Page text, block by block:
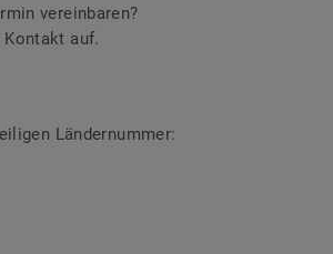
vereinbaren?
Kontakt auf.
Ländernummer: